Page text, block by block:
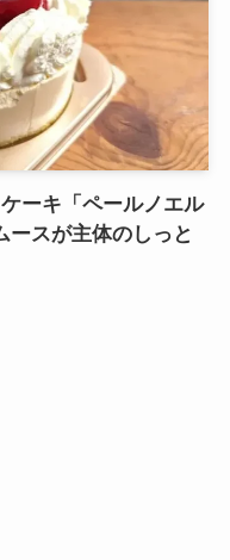
ーキ「ペールノエル
ースが主体のしっと